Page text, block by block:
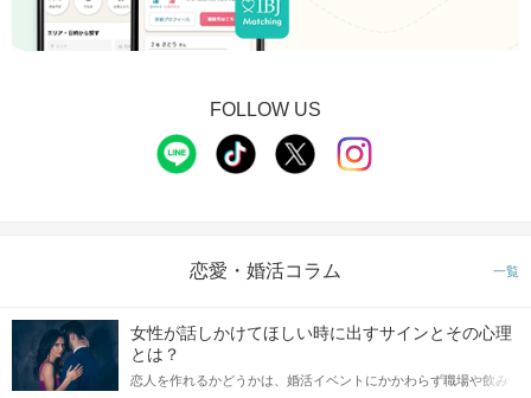
FOLLOW US
恋愛・婚活コラム 一覧
女性が話しかけてほしい時に出すサインとその心理
とは？
恋人を作れるかどうかは、婚活イベントにかかわらず職場や飲み